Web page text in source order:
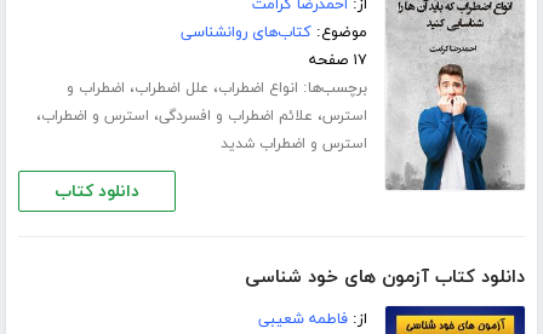
از: احمدرضا کرامت
موضوع:کتاب‌های روانشناسی
۱۷ صفحه
برچسب‌ها: انواع اضطراب، علل اضطراب، اضطراب و
استرس، علائم اضطراب و افسردگی، استرس و اضطراب،
استرس و اضطراب شدید
دانلود کتاب
دانلود کتاب آزمون های خود شناسی
از:فاطمه شعیبی